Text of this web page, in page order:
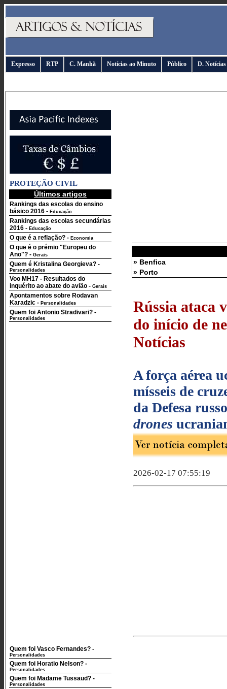
Expresso RTP C. Manhã Notícias ao Minuto Público D. Notícias
PROTEÇÃO CIVIL
Últimos artigos
Rankings das escolas do ensino
básico 2016 - Educação
Rankings das escolas secundárias
2016 - Educação
O que é a reflação? - Economia
O que é o prémio "Europeu do
Ano"? - Gerais
Quem é Kristalina Georgieva? -
Personalidades
Voo MH17 - Resultados do
inquérito ao abate do avião - Gerais
Apontamentos sobre Rodavan
Karadzic - Personalidades
Quem foi Antonio Stradivari? -
Personalidades
Quem foi Vasco Fernandes? -
Personalidades
Quem foi Horatio Nelson? -
Personalidades
Quem foi Madame Tussaud? -
Personalidades
» Benfica
» Porto
Rússia ataca
do início de
Notícias
A força aérea
mísseis de
da Defesa
drones
2026-02-17 07:55:19